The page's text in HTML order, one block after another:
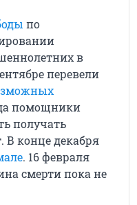
по
в
перевели
помощники
получать
В конце декабря
. 16 февраля
смерти пока не